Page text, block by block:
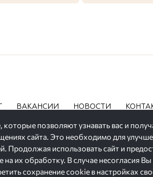
ВАКАНСИИ НОВОСТИ
данных,
позволяют узнавать вас и
сайта. Это необходимо для
Продолжая использовать сайт и
на их обработку. В случае несогласия
сохранение cookie в настройках